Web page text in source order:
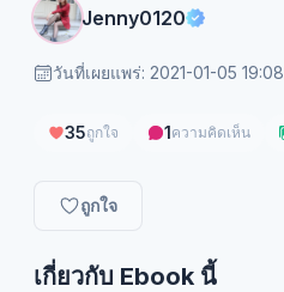
Jenny0120
วันที่เผยแพร่: 2021-01-05 19:08
35ถูกใจ 1ความคิดเห็น
ถูกใจ
เกี่ยวกับ Ebook นี้